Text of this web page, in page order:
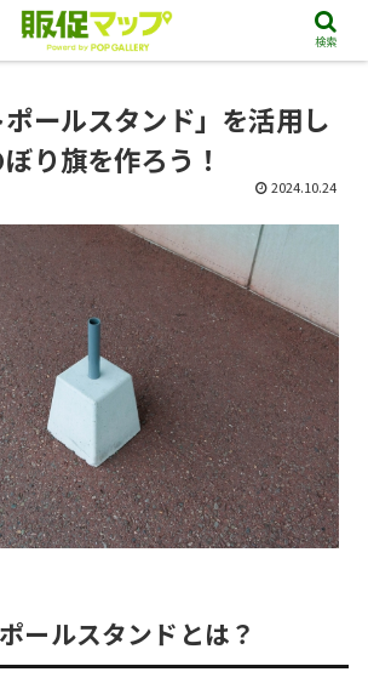
ールスタンド」を活用し
り旗を作ろう！
2024.10.24
ールスタンドとは？
検索